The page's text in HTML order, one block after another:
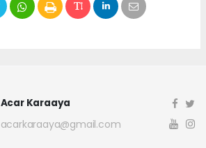
Acar Karaaya
acarkaraaya@gmail.com